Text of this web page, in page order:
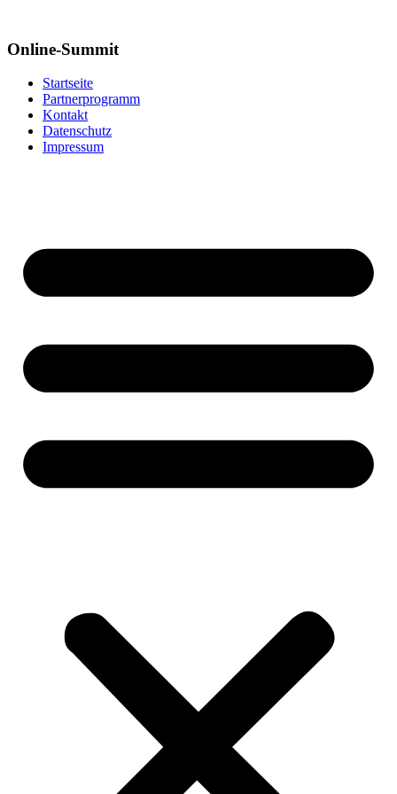
Online-Summit
Startseite
Partnerprogramm
Kontakt
Datenschutz
Impressum